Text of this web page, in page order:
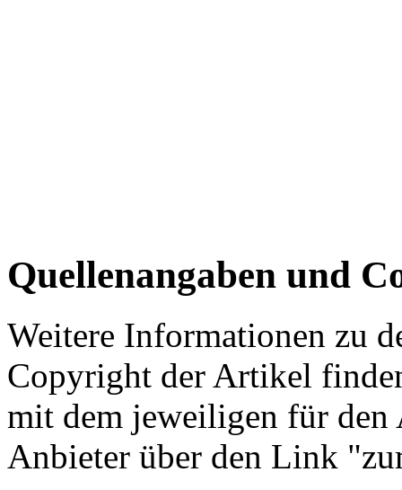
Quellenangaben und
Weitere Informationen zu
Copyright der Artikel
mit dem jeweiligen für
Anbieter über den Link